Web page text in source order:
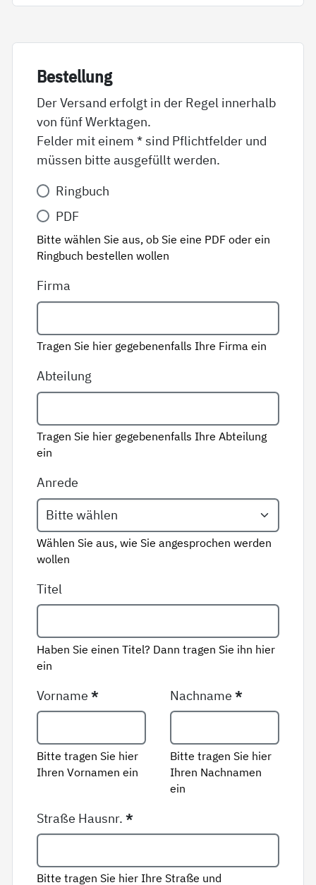
Be­stel­lung
Der Versand erfolgt in der Regel innerhalb
von fünf Werktagen.
Felder mit einem * sind Pflichtfelder und
müssen bitte ausgefüllt werden.
Variante*
Ringbuch
PDF
Bitte wählen Sie aus, ob Sie eine PDF oder ein
Ringbuch bestellen wollen
Firma
Tragen Sie hier gegebenenfalls Ihre Firma ein
Abteilung
Tragen Sie hier gegebenenfalls Ihre Abteilung
ein
Anrede
Wählen Sie aus, wie Sie angesprochen werden
wollen
Titel
Haben Sie einen Titel? Dann tragen Sie ihn hier
ein
Vorname*
Bitte tragen Sie hier
Ihren Vornamen ein
Nachname*
Bitte tragen Sie hier
Ihren Nachnamen
ein
Straße Hausnr.*
Bitte tragen Sie hier Ihre Straße und